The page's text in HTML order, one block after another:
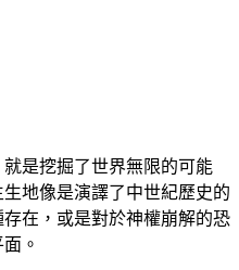
就是挖掘了世界無限的可能
地像是演譯了中世紀歷史的
在，或是對於神權崩解的恐
。